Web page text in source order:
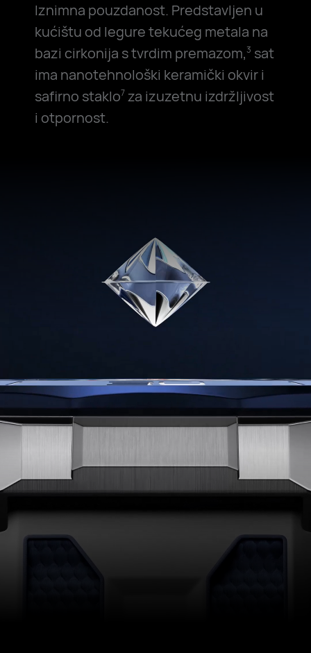
Iznimna pouzdanost. Predstavljen u
kućištu od legure tekućeg metala na
bazi cirkonija s tvrdim premazom,3 sat
ima nanotehnološki keramički okvir i
safirno staklo7za izuzetnu izdržljivost
i otpornost.